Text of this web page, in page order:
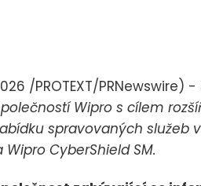
/PROTEXT/PRNewswire) -
Wipro s cílem
spravovaných služeb
CyberShield SM.